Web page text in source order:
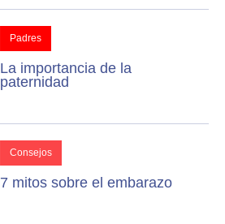
Padres
La importancia de la
paternidad
Consejos
7 mitos sobre el embarazo